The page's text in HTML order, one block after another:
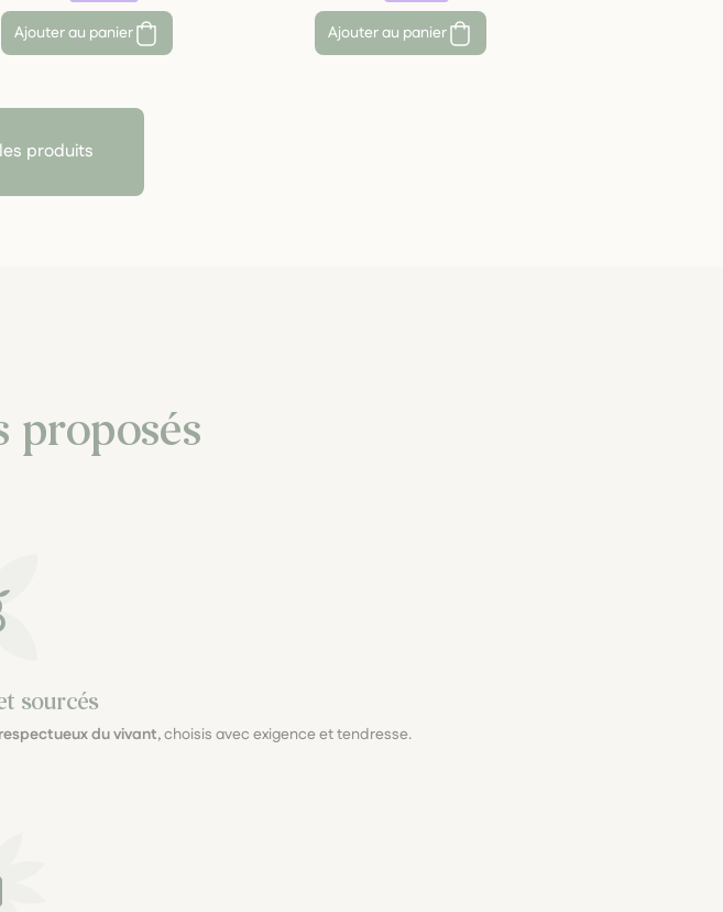
Ajouter au panier Ajouter au panier
produits
proposés
sourcés
du vivant, choisis avec exigence et tendresse.